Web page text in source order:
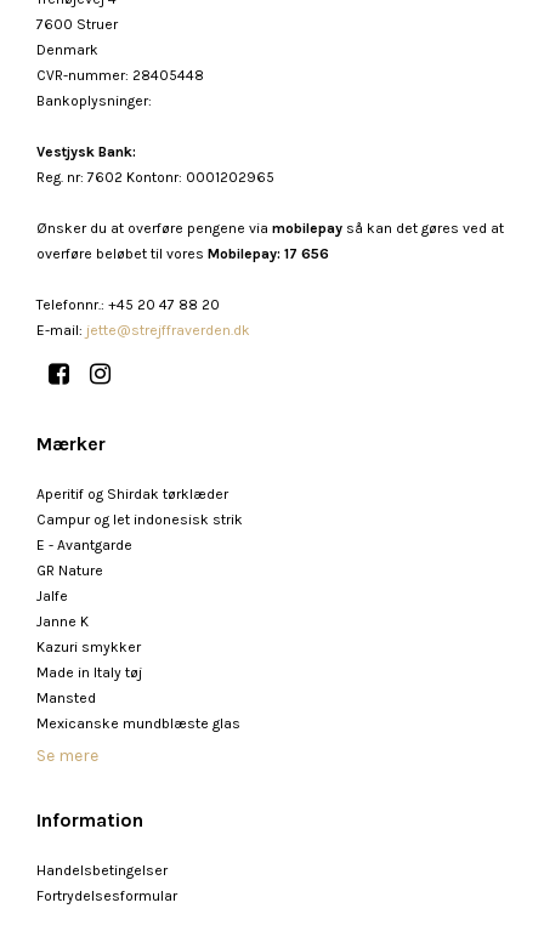
7600 Struer
Denmark
CVR-nummer: 28405448
Bankoplysninger:
Vestjysk Bank:
Reg. nr: 7602 Kontonr: 0001202965
Ønsker du at overføre pengene via mobilepay så kan det gøres ved at
overføre beløbet til vores Mobilepay: 17 656
Telefonnr.: +45 20 47 88 20
E-mail: jette@strejffraverden.dk
Mærker
Aperitif og Shirdak tørklæder
Campur og let indonesisk strik
E - Avantgarde
GR Nature
Jalfe
Janne K
Kazuri smykker
Made in Italy tøj
Mansted
Mexicanske mundblæste glas
Se mere
Information
Handelsbetingelser
Fortrydelsesformular